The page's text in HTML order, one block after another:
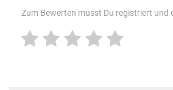
Zum Bewerten musst Du registriert und